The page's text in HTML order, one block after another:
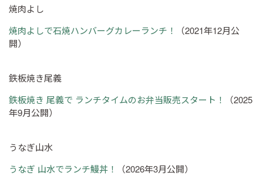
焼肉よし
焼肉よしで石焼ハンバーグカレーランチ！
（2021年12月公
開）
鉄板焼き尾義
鉄板焼き 尾義で ランチタイムのお弁当販売スタート！
（2025
年9月公開）
うなぎ山水
うなぎ 山水でランチ鰻丼！
（2026年3月公開）